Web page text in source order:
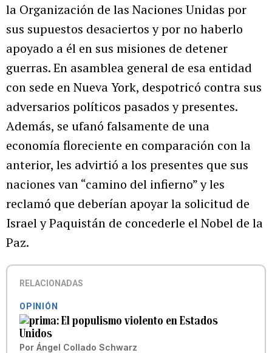
la Organización de las Naciones Unidas por
sus supuestos desaciertos y por no haberlo
apoyado a él en sus misiones de detener
guerras. En asamblea general de esa entidad
con sede en Nueva York, despotricó contra sus
adversarios políticos pasados y presentes.
Además, se ufanó falsamente de una
economía floreciente en comparación con la
anterior, les advirtió a los presentes que sus
naciones van “camino del infierno” y les
reclamó que deberían apoyar la solicitud de
Israel y Paquistán de concederle el Nobel de la
Paz.
RELACIONADAS
OPINIÓN
El populismo violento en Estados
Unidos
Por Ángel Collado Schwarz